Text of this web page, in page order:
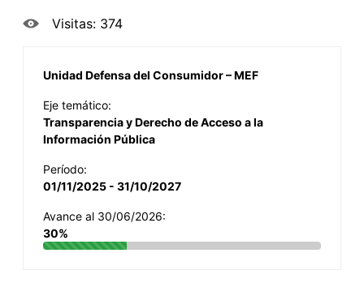
Visitas: 374
Unidad Defensa del Consumidor – MEF
Eje temático:
Transparencia y Derecho de Acceso a la
Información Pública
Período:
01/11/2025 - 31/10/2027
Avance al 30/06/2026:
30%